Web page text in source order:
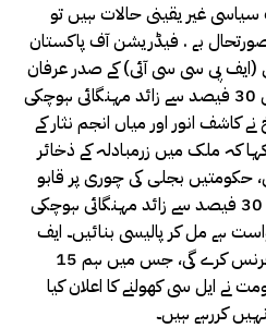
غیر یقینی حالات ہیں تو
بے . فیڈریشن آف پاکستان
(ایف پی سی سی آئی) کے صدر عرفان
اقبال شیخ کے مطابق ملک میں 30 فیصد سے زائد مہنگائی ہوچکی
کاشف انور اور میاں انجم نثار کے
کہ ملک میں زرمبادلہ کے ذخائر
حکومتیں بجلی کی چوری پر قابو
پانے میں ناکام رہیں۔ملک میں 30 فیصد سے زائد مہنگائی ہوچکی
ہے مل کر پالیسی بنائیں۔ ایف
پی سی سی آئی فروری میں کانفرنس کرے گی، جس میں ہم 15
نے ایل سی کھولنے کا اعلان کیا
کررہے ہیں۔